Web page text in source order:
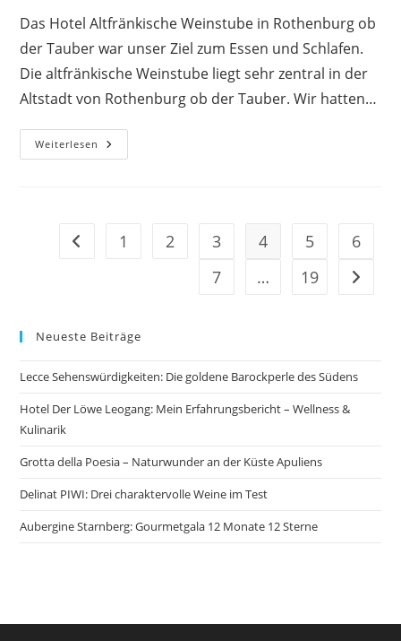
Das Hotel Altfränkische Weinstube in Rothenburg ob
der Tauber war unser Ziel zum Essen und Schlafen.
Die altfränkische Weinstube liegt sehr zentral in der
Altstadt von Rothenburg ob der Tauber. Wir hatten…
Weiterlesen Hotel
Altfränkische
Tauber
Zur vorherigen Seite
1 2 3 4 5
6
7
… 19 Zur
Neueste Beiträge
Lecce Sehenswürdigkeiten: Die goldene Barockperle des Südens
Hotel Der Löwe Leogang: Mein Erfahrungsbericht – Wellness &
Kulinarik
Grotta della Poesia – Naturwunder an der Küste Apuliens
Delinat PIWI: Drei charaktervolle Weine im Test
Aubergine Starnberg: Gourmetgala 12 Monate 12 Sterne